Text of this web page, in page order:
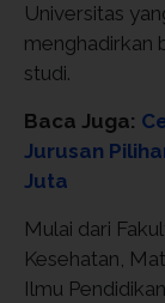
Universitas
menghadirkan
studi.
Baca Juga:
Jurusan
Juta
Mulai dari
Kesehatan,
Ilmu